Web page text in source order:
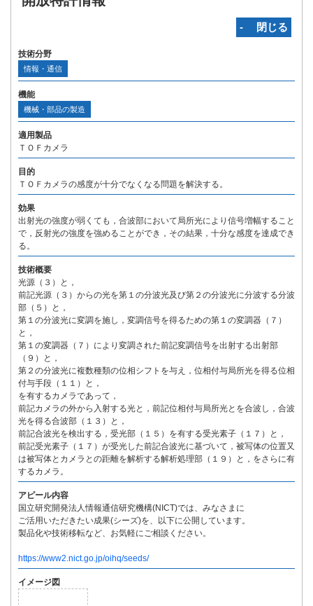
‐ 閉じる
技術分野
情報・通信
機能
機械・部品の製造
適用製品
ＴＯＦカメラ
目的
ＴＯＦカメラの感度が十分でなくなる問題を解決する。
効果
出射光の強度が弱くても，合波部において局所光により信号増幅すること
で，反射光の強度を強めることができ，その結果，十分な感度を達成でき
る。
技術概要
光源（３）と，
前記光源（３）からの光を第１の分波光及び第２の分波光に分波する分波
部（５）と，
第１の分波光に変調を施し，変調信号を得るための第１の変調器（７）
と，
第１の変調器（７）により変調された前記変調信号を出射する出射部
（９）と，
第２の分波光に複数種類の位相シフトを与え，位相付与局所光を得る位相
付与手段（１１）と，
を有するカメラであって，
前記カメラの外から入射する光と，前記位相付与局所光とを合波し，合波
光を得る合波部（１３）と，
前記合波光を検出する，受光部（１５）を有する受光素子（１７）と，
前記受光素子（１７）が受光した前記合波光に基づいて，被写体の位置又
は被写体とカメラとの距離を解析する解析処理部（１９）と，をさらに有
するカメラ。
アピール内容
国立研究開発法人情報通信研究機構(NICT)では、みなさまに
ご活用いただきたい成果(シーズ)を、以下に公開しています。
製品化や技術移転など、お気軽にご相談ください。
https://www2.nict.go.jp/oihq/seeds/
イメージ図